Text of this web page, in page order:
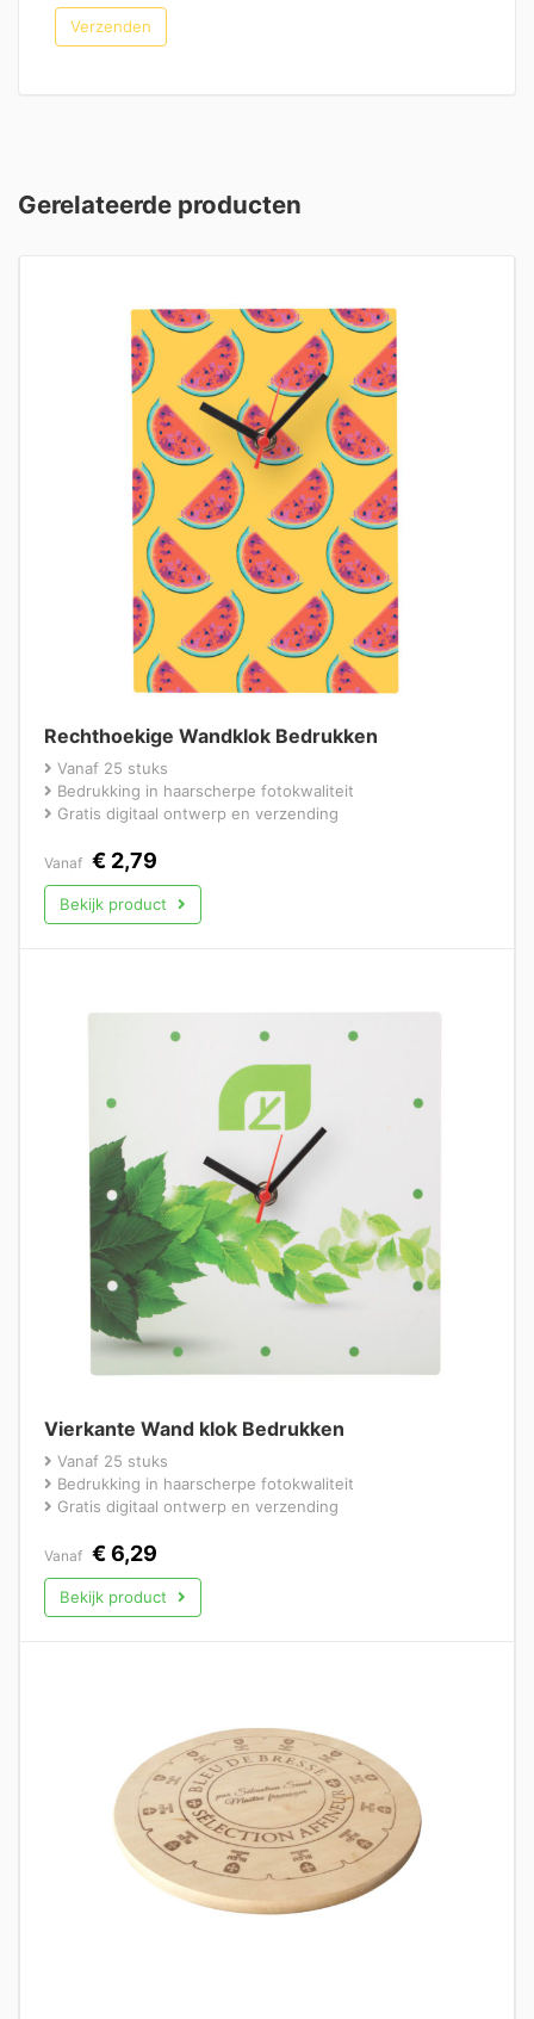
Gerelateerde producten
Rechthoekige Wandklok Bedrukken
Vanaf 25 stuks
Bedrukking in haarscherpe fotokwaliteit
Gratis digitaal ontwerp en verzending
Vanaf € 2,79
Bekijk product
Vierkante Wand klok Bedrukken
Vanaf 25 stuks
Bedrukking in haarscherpe fotokwaliteit
Gratis digitaal ontwerp en verzending
Vanaf €6,29
Bekijk product